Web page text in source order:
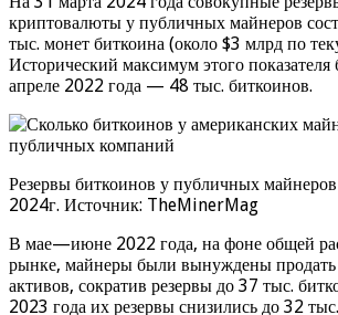
криптовалюты у публичных майнеров
тыс. монет биткоина (около $3 млрд по
Исторический максимум этого показателя
апреле 2022 года — 48 тыс. биткоинов.
Резервы биткоинов у публичных
2024г. Источник: TheMinerMag
В мае—июне 2022 года, на фоне общей
рынке, майнеры были вынуждены продать
активов, сократив резервы до 37 тыс.
2023 года их резервы снизились до 32